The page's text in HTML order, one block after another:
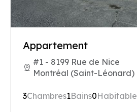
Appartement
#1 - 8199 Rue de Nice
Montréal (Saint-Léonard)
3Chambres1Bains0Habitable